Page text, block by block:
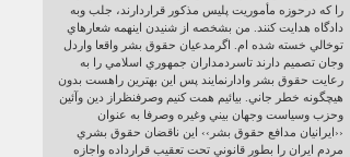
را كه درحوزه مأموريت پليس مذكور قراردارند، جلب وبه
دادگاه هدايت كنند. من بشخصه از شنيدن اينهمه شعارهاي
توخالي خسته شده ام. اگرمدعيان حقوق بشر واقعا واردل
وجان تصميم دارند تاسردمداران جمهوري اسلامي را به
رعايت حقوق بشر وادارنمايند پس اين بهترين راهست بدون
هيچگونه خطر جاني. بيائيم همت كنيم وصرفنظراز دين وآئين
وحزب وسياست وجهان بيني وغيره وصرفا به عنوان
‹‹ايرانيان مدافع حقوق بشر›› اين ناقضان حقوق بشري
مردم ايران را بطور قانوني تحت تعقيب قرارداده واجازه